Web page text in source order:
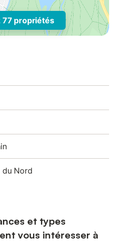
77 propriétés
du Nord
et types
vous intéresser à